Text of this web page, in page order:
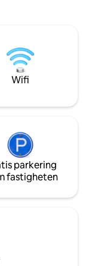
på ett
privat utrymme.
– ni kan njuta av
det blir
olika teman, till
västerländsk stil
unik Chinatown-
kommer ni att bo i
glädjen av att
unik upplevelse på
Precis intill
Wifi
parkering
fastigheten